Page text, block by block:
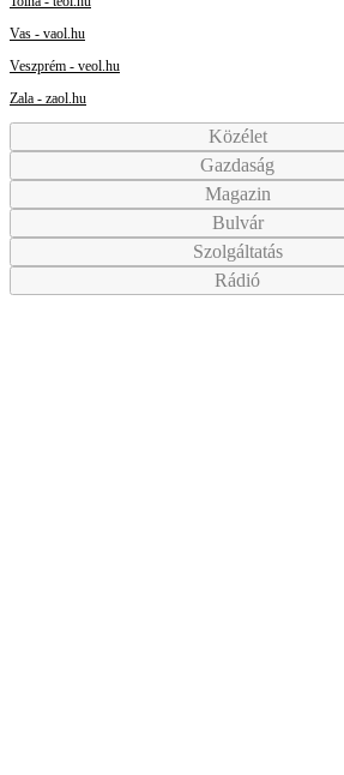
Vas - vaol.hu
Veszprém - veol.hu
Zala - zaol.hu
Közélet
Gazdaság
Magazin
Bulvár
Szolgáltatás
Rádió